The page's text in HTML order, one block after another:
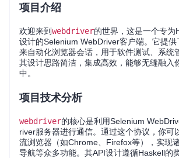
项目介绍
欢迎来到webdriver的世界，这是一个专为
设计的Selenium WebDriver客户端。它提
来自动化浏览器会话，用于软件测试、系统
其设计思路简洁，集成高效，能够无缝融入
中。
项目技术分析
webdriver的核心是利用Selenium
river服务器进行通信。通过这个协议，你可
流浏览器（如Chrome、Firefox等），实现
导航等众多功能。其API设计遵循Haskell的